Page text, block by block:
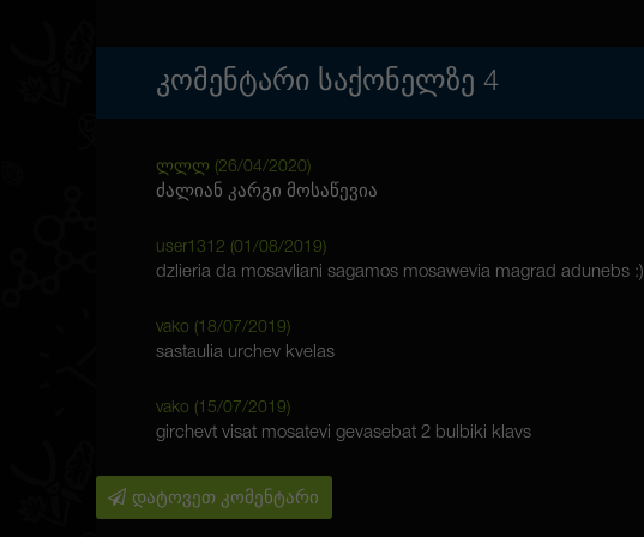
ᲙᲝᲛᲔᲜᲢᲐᲠᲘ ᲡᲐᲥᲝᲜᲔᲚᲖᲔ 4
ლლლ (26/04/2020)
ძალიან კარგი მოსაწევია
user1312 (01/08/2019)
dzlieria da mosavliani sagamos mosawevia magrad adunebs :)
vako (18/07/2019)
sastaulia urchev kvelas
vako (15/07/2019)
girchevt visat mosatevi gevasebat 2 bulbiki klavs
დატოვეთ კომენტარი